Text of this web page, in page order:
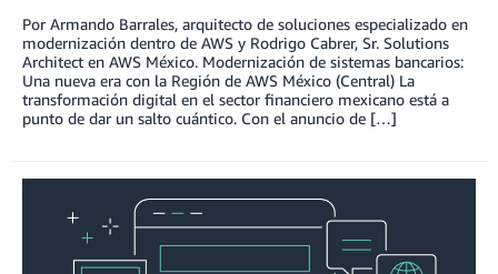
Por Armando Barrales, arquitecto de soluciones especializado en
modernización dentro de AWS y Rodrigo Cabrer, Sr. Solutions
Architect en AWS México. Modernización de sistemas bancarios:
Una nueva era con la Región de AWS México (Central) La
transformación digital en el sector financiero mexicano está a
punto de dar un salto cuántico. Con el anuncio de […]